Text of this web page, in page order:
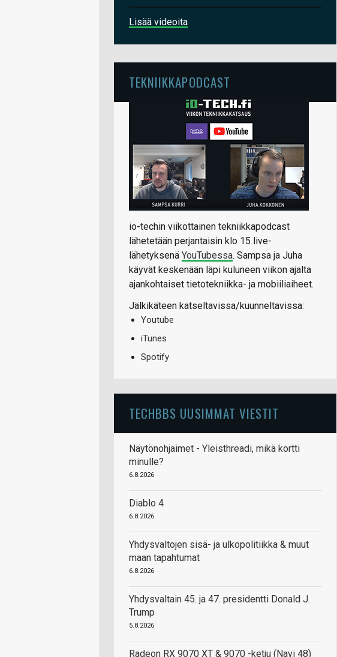
Lisää videoita
TEKNIIKKAPODCAST
io-techin viikottainen tekniikkapodcast
lähetetään perjantaisin klo 15 live-
lähetyksenä YouTubessa. Sampsa ja Juha
käyvät keskenään läpi kuluneen viikon ajalta
ajankohtaiset tietotekniikka- ja mobiiliaiheet.
Jälkikäteen katseltavissa/kuunneltavissa:
Youtube
iTunes
Spotify
TECHBBS UUSIMMAT VIESTIT
Näytönohjaimet - Yleisthreadi, mikä kortti
minulle?
6.8.2026
Diablo 4
6.8.2026
Yhdysvaltojen sisä- ja ulkopolitiikka & muut
maan tapahtumat
6.8.2026
Yhdysvaltain 45. ja 47. presidentti Donald J.
Trump
5.8.2026
Radeon RX 9070 XT & 9070 -ketju (Navi 48)